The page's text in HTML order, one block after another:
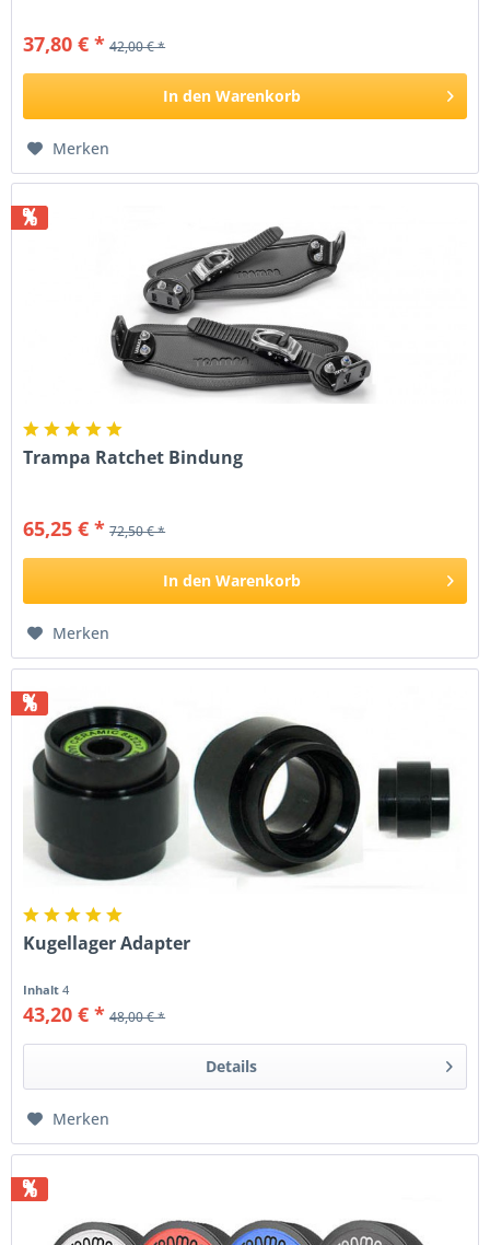
37,80 € * 42,00 € *
In den Warenkorb
Merken
%
Trampa Ratchet Bindung
65,25 € * 72,50 € *
In den Warenkorb
Merken
%
Kugellager Adapter
Inhalt4
43,20 € * 48,00 € *
Details
Merken
%